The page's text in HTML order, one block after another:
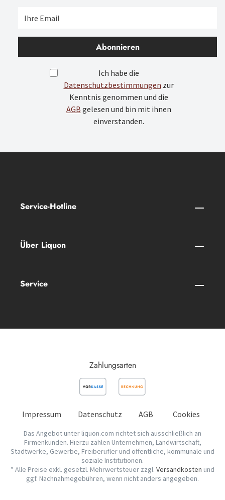
Abonnieren
Ich habe die
Datenschutzbestimmungen zur
Kenntnis genommen und die
AGB gelesen und bin mit ihnen
einverstanden.
Service-Hotline
Über Liquon
Service
Zahlungsarten
Impressum Datenschutz AGB Cookies
Das Angebot unter liquon.com richtet sich ausschließlich an
Firmenkunden. Hierzu zählen Unternehmen, Landwirtschaft,
Stadtwerke, Gewerbe, Freiberufler und öffentliche, kommunale und
soziale Institutionen.
* Alle Preise exkl. gesetzl. Mehrwertsteuer zzgl. Versandkosten und
ggf. Nachnahmegebühren, wenn nicht anders angegeben.